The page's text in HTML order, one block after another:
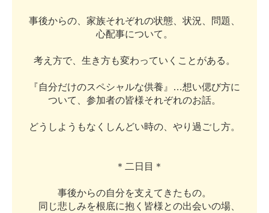
事後からの 家族それぞれの状態 状況 問題
心配事について 。
考え 方で 生き方も変わってい く こ と がある 。
『自分だけのスペシャ ルな供養 』 …想い偲び方に
ついて 参加者の皆様それぞれのお話。
どう し よ う もな く し んどい時の やり 過 ごし方。
＊ 二 日 目 ＊
事後からの自分を支 え て き た もの。
同 じ悲 しみを根底に抱 く 皆様との出会いの場